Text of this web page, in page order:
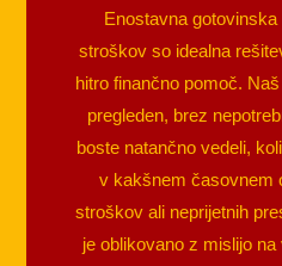
Enostavna
stroškov so idealna
hitro finančno pomoč.
pregleden, brez
boste natančno vedeli,
v kakšnem časovnem
stroškov ali neprijetnih
je oblikovano z mislijo